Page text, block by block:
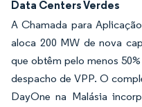
Data Centers Verdes
A Chamada para
aloca 200 MW de nova
que obtêm pelo menos
despacho de VPP. O
DayOne na Malásia